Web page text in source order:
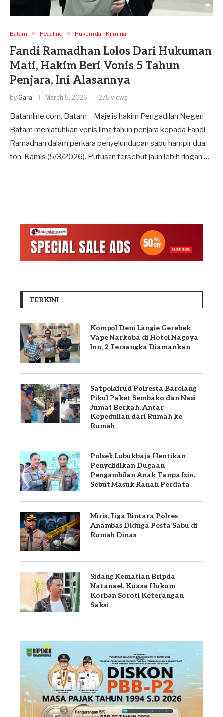
Batam Headline Hukum dan Kriminal
Fandi Ramadhan Lolos Dari Hukuman
Mati, Hakim Beri Vonis 5 Tahun
Penjara, Ini Alasannya
by Gara March 5, 2026 275 views
Batamline.com, Batam – Majelis hakim Pengadilan Negeri
Batam menjatuhkan vonis lima tahun penjara kepada Fandi
Ramadhan dalam perkara penyelundupan sabu hampir dua
ton, Kamis (5/3/2026). Putusan tersebut jauh lebih ringan …
TERKINI
Kompol Deni Langie Gerebek
Vape Narkoba di Hotel Nagoya
Inn, 2 Tersangka Diamankan
Satpolairud Polresta Barelang
Pikul Paket Sembako dan Nasi
Jumat Berkah, Antar
Kepedulian dari Rumah ke
Rumah
Polsek Lubukbaja Hentikan
Penyelidikan Dugaan
Pengambilan Anak Tanpa Izin,
Sebut Masuk Ranah Perdata
Miris, Tiga Bintara Polres
Anambas Diduga Pesta Sabu di
Rumah Dinas
Sidang Kematian Bripda
Natanael, Kuasa Hukum
Korban Soroti Keterangan
Saksi